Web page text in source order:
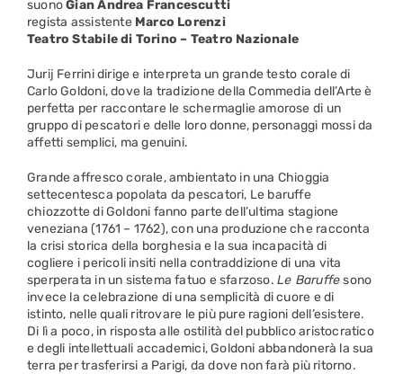
suonoGian Andrea Francescutti
regista assistente Marco Lorenzi
Teatro Stabile di Torino – Teatro Nazionale
Jurij Ferrini dirige e interpreta un grande testo corale di
Carlo Goldoni, dove la tradizione della Commedia dell’Arte è
perfetta per raccontare le schermaglie amorose di un
gruppo di pescatori e delle loro donne, personaggi mossi da
affetti semplici, ma genuini.
Grande affresco corale, ambientato in una Chioggia
settecentesca popolata da pescatori, Le baruffe
chiozzotte di Goldoni fanno parte dell’ultima stagione
veneziana (1761 – 1762), con una produzione che racconta
la crisi storica della borghesia e la sua incapacità di
cogliere i pericoli insiti nella contraddizione di una vita
sperperata in un sistema fatuo e sfarzoso.Le Baruffesono
invece la celebrazione di una semplicità di cuore e di
istinto, nelle quali ritrovare le più pure ragioni dell’esistere.
Di lì a poco, in risposta alle ostilità del pubblico aristocratico
e degli intellettuali accademici, Goldoni abbandonerà la sua
terra per trasferirsi a Parigi, da dove non farà più ritorno.